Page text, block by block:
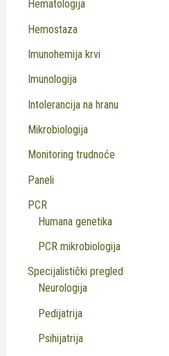
Hematologija
Hemostaza
Imunohemija krvi
Imunologija
Intolerancija na hranu
Mikrobiologija
Monitoring trudnoće
Paneli
PCR
Humana genetika
PCR mikrobiologija
Specijalistički pregled
Neurologija
Pedijatrija
Psihijatrija